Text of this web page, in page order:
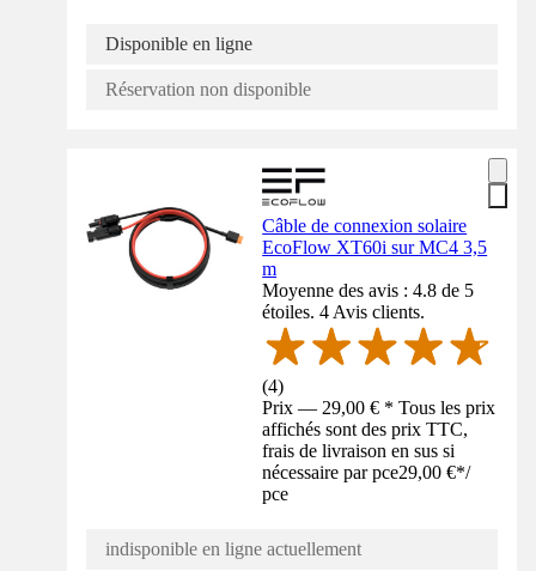
Disponible en ligne
Réservation non disponible
Câble de connexion solaire
EcoFlow XT60i sur MC4 3,5
m
Moyenne des avis : 4.8 de 5
étoiles. 4 Avis clients.
(4)
Prix — 29,00 € * Tous les prix
affichés sont des prix TTC,
frais de livraison en sus si
nécessaire par pce29,00 €*/
pce
indisponible en ligne actuellement